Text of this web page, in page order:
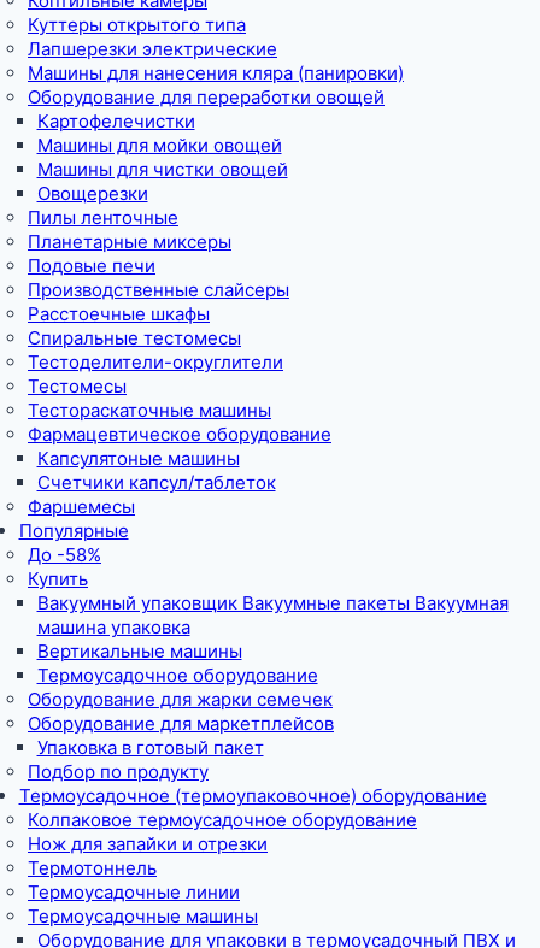
Куттеры открытого типа
Лапшерезки электрические
Машины для нанесения кляра (панировки)
Оборудование для переработки овощей
Картофелечистки
Машины для мойки овощей
Машины для чистки овощей
Овощерезки
Пилы ленточные
Планетарные миксеры
Подовые печи
Производственные слайсеры
Расстоечные шкафы
Спиральные тестомесы
Тестоделители-округлители
Тестомесы
Тестораскаточные машины
Фармацевтическое оборудование
Капсулятоные машины
Счетчики капсул/таблеток
Фаршемесы
Популярные
До -58%
Купить
Вакуумный упаковщик Вакуумные пакеты Вакуумная
машина упаковка
Вертикальные машины
Термоусадочное оборудование
Оборудование для жарки семечек
Оборудование для маркетплейсов
Упаковка в готовый пакет
Подбор по продукту
Термоусадочное (термоупаковочное) оборудование
Колпаковое термоусадочное оборудование
Нож для запайки и отрезки
Термотоннель
Термоусадочные линии
Термоусадочные машины
Оборудование для упаковки в термоусадочный ПВХ и